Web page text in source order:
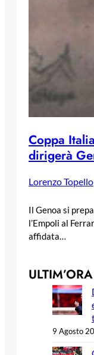
Coppa
dirigerà
Lorenzo Topello
Il Genoa si
l’Empoli al
affidata…
ULTIM’ORA
9 Agosto